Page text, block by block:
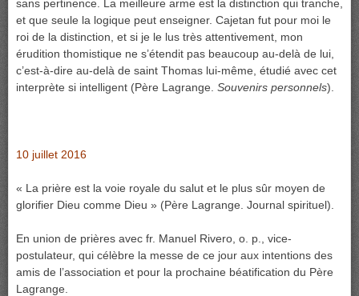
sans pertinence. La meilleure arme est la distinction qui tranche,
et que seule la logique peut enseigner. Cajetan fut pour moi le
roi de la distinction, et si je le lus très attentivement, mon
érudition thomistique ne s’étendit pas beaucoup au-delà de lui,
c’est-à-dire au-delà de saint Thomas lui-même, étudié avec cet
interprète si intelligent (Père Lagrange. Souvenirs personnels).
10 juillet 2016
« La prière est la voie royale du salut et le plus sûr moyen de
glorifier Dieu comme Dieu » (Père Lagrange. Journal spirituel).
En union de prières avec fr. Manuel Rivero, o. p., vice-
postulateur, qui célèbre la messe de ce jour aux intentions des
amis de l’association et pour la prochaine béatification du Père
Lagrange.